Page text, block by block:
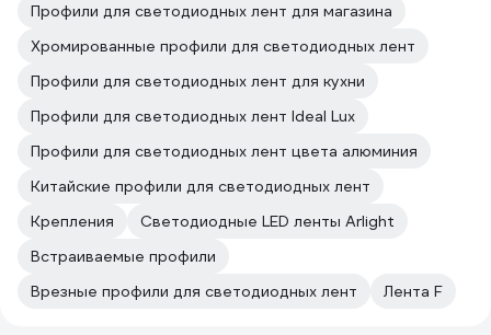
Профили для светодиодных лент для магазина
Хромированные профили для светодиодных лент
Профили для светодиодных лент для кухни
Профили для светодиодных лент Ideal Lux
Профили для светодиодных лент цвета алюминия
Китайские профили для светодиодных лент
Крепления
Светодиодные LED ленты Arlight
Встраиваемые профили
Врезные профили для светодиодных лент
Лента F